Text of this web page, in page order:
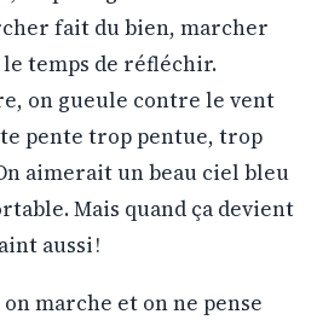
fait du bien, marcher
temps de réfléchir.
on gueule contre le vent
pente trop pentue, trop
aimerait un beau ciel bleu
Mais quand ça devient
aussi !
marche et on ne pense